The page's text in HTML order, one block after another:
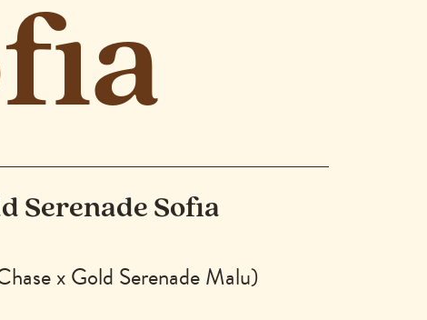
Serenade Sofia
x Gold Serenade Malu)